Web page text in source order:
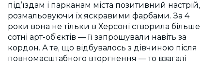
під’їздам і парканам міста позитивний настрій,
розмальовуючи їх яскравими фарбами. За 4
роки вона не тільки в Херсоні створила більше
сотні арт-об’єктів — її запрошували навіть за
кордон. А те, що відбувалось з дівчиною після
повномасштабного вторгнення — то взагалі